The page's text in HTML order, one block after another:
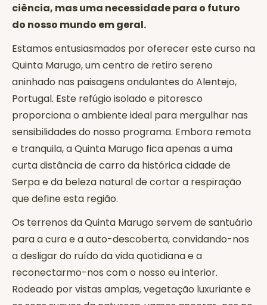
ciência, mas uma necessidade para o futuro
do nosso mundo em geral.‍
Estamos entusiasmados por oferecer este curso na
Quinta Marugo, um centro de retiro sereno
aninhado nas paisagens ondulantes do Alentejo,
Portugal. Este refúgio isolado e pitoresco
proporciona o ambiente ideal para mergulhar nas
sensibilidades do nosso programa. Embora remota
e tranquila, a Quinta Marugo fica apenas a uma
curta distância de carro da histórica cidade de
Serpa e da beleza natural de cortar a respiração
que define esta região.
Os terrenos da Quinta Marugo servem de santuário
para a cura e a auto-descoberta, convidando-nos
a desligar do ruído da vida quotidiana e a
reconectarmo-nos com o nosso eu interior.
Rodeado por vistas amplas, vegetação luxuriante e